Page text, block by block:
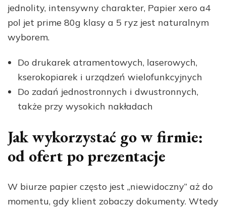
jednolity, intensywny charakter, Papier xero a4
pol jet prime 80g klasy a 5 ryz jest naturalnym
wyborem.
Do drukarek atramentowych, laserowych,
kserokopiarek i urządzeń wielofunkcyjnych
Do zadań jednostronnych i dwustronnych,
także przy wysokich nakładach
Jak wykorzystać go w firmie:
od ofert po prezentacje
W biurze papier często jest „niewidoczny” aż do
momentu, gdy klient zobaczy dokumenty. Wtedy